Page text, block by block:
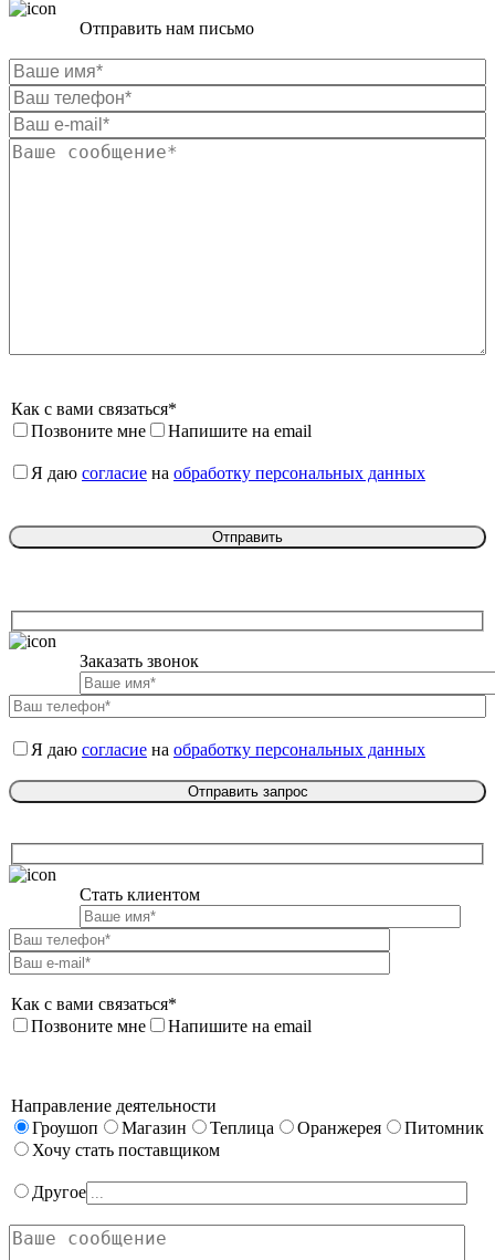
Отправить нам письмо
Как с вами связаться*
Позвоните мне
Напишите на email
Я даю согласие на обработку персональных данных
Заказать звонок
Я даю согласие на обработку персональных данных
Стать клиентом
Как с вами связаться*
Позвоните мне
Напишите на email
Направление деятельности
Гроушоп
Магазин Теплица Оранжерея
Питомник
Хочу стать поставщиком
Другое